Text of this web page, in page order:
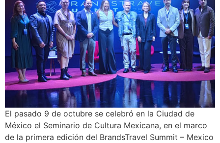
El pasado 9 de octubre se celebró en la Ciudad de
México el Seminario de Cultura Mexicana, en el marco
de la primera edición del BrandsTravel Summit – Mexico